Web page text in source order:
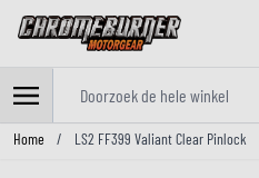
Ga naar de inhoud
Home / LS2 FF399 Valiant Clear Pinlock